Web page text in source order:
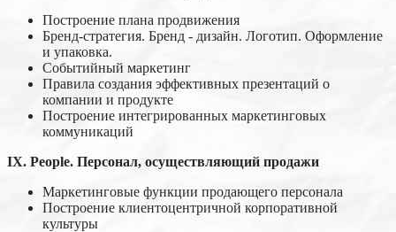
Построение плана продвижения
Бренд-стратегия. Бренд - дизайн. Логотип. Оформление
и упаковка.
Событийный маркетинг
Правила создания эффективных презентаций о
компании и продукте
Построение интегрированных маркетинговых
коммуникаций
IX. People. Персонал, осуществляющий продажи
Маркетинговые функции продающего персонала
Построение клиентоцентричной корпоративной
культуры